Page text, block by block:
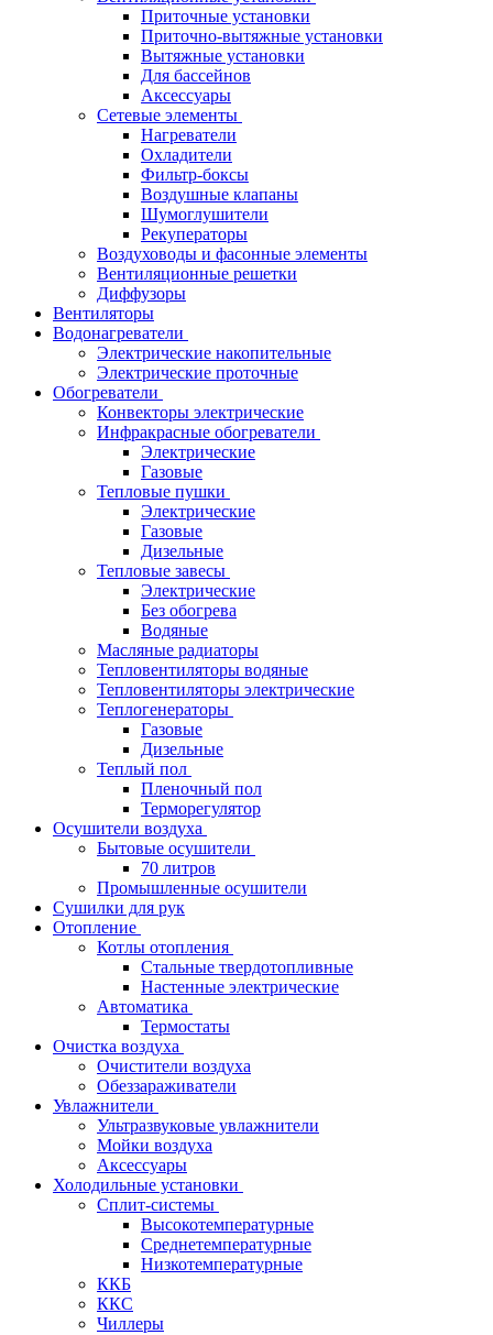
Приточные установки
Приточно-вытяжные установки
Вытяжные установки
Для бассейнов
Аксессуары
Сетевые элементы
Нагреватели
Охладители
Фильтр-боксы
Воздушные клапаны
Шумоглушители
Рекуператоры
Воздуховоды и фасонные элементы
Вентиляционные решетки
Диффузоры
Вентиляторы
Водонагреватели
Электрические накопительные
Электрические проточные
Обогреватели
Конвекторы электрические
Инфракрасные обогреватели
Электрические
Газовые
Тепловые пушки
Электрические
Газовые
Дизельные
Тепловые завесы
Электрические
Без обогрева
Водяные
Масляные радиаторы
Тепловентиляторы водяные
Тепловентиляторы электрические
Теплогенераторы
Газовые
Дизельные
Теплый пол
Пленочный пол
Терморегулятор
Осушители воздуха
Бытовые осушители
70 литров
Промышленные осушители
Сушилки для рук
Отопление
Котлы отопления
Стальные твердотопливные
Настенные электрические
Автоматика
Термостаты
Очистка воздуха
Очистители воздуха
Обеззараживатели
Увлажнители
Ультразвуковые увлажнители
Мойки воздуха
Аксессуары
Холодильные установки
Сплит-системы
Высокотемпературные
Среднетемпературные
Низкотемпературные
ККБ
ККС
Чиллеры